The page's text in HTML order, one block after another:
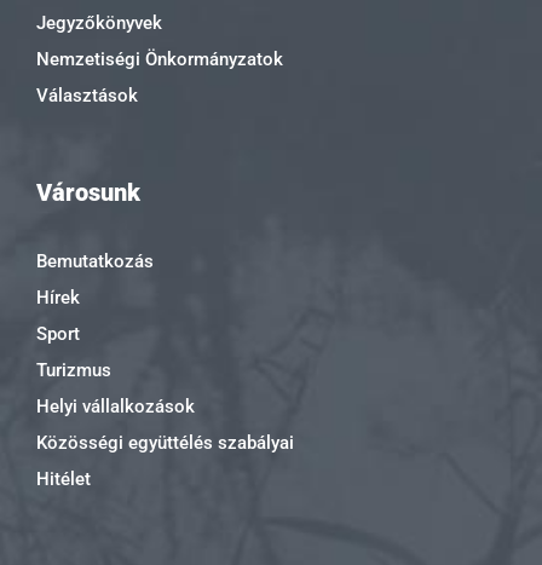
Jegyzőkönyvek
Nemzetiségi Önkormányzatok
Választások
Városunk
Bemutatkozás
Hírek
Sport
Turizmus
Helyi vállalkozások
Közösségi együttélés szabályai
Hitélet